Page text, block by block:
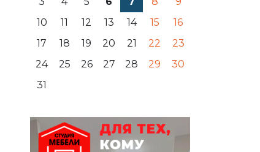
10
11 12 13 14 15
16
17
18 19 20 21 22
23
24
25 26 27 28 29
30
31